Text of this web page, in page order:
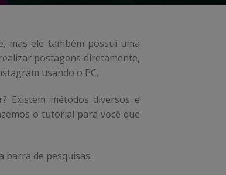
mas ele também possui uma
postagens diretamente,
usando o PC.
Existem métodos diversos e
o tutorial para você que
barra de pesquisas.